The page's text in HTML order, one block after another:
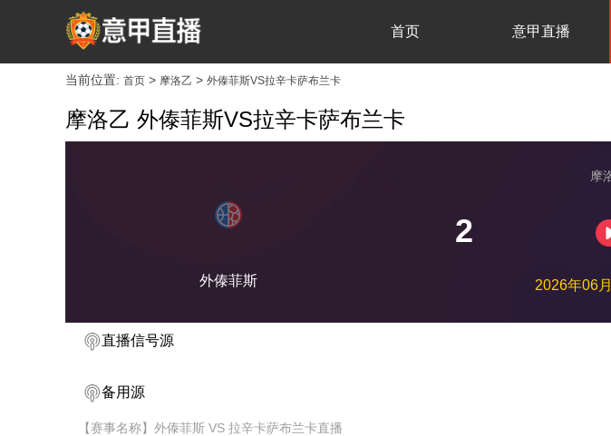
首页 意甲直播
当前位置: 首页 > 摩洛乙 > 外傣菲斯VS拉辛卡萨布兰卡
摩洛乙 外傣菲斯VS拉辛卡萨布兰卡
外傣菲斯
摩
2
2026年06
直播信号源
备用源
【赛事名称】外傣菲斯 VS 拉辛卡萨布兰卡直播